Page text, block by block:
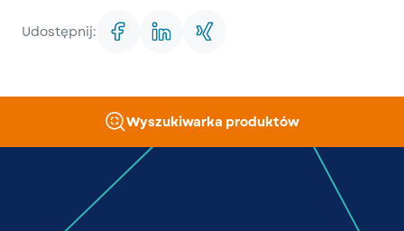
Udostępnij:
Wyszukiwarka produktów